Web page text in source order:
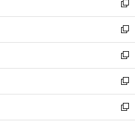
く
で
開
く
ド
ウ
で
開
く
ィ
ン
ド
ウ
で
開
く
い
ウ
ィ
ン
ド
ウ
で
開
く
新
し
い
ウ
ィ
ン
ド
ウ
で
開
新
し
い
ウ
ィ
ン
ド
ウ
新
し
い
ウ
ィ
ン
新
し
い
ウ
新
し